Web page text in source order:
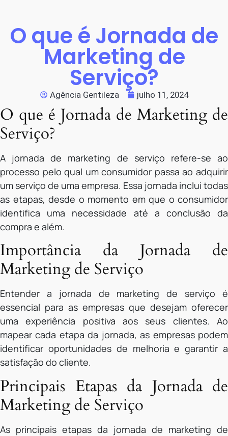
O que é Jornada de
Marketing de
Serviço?
Agência Gentileza julho 11, 2024
O que é Jornada de Marketing de
Serviço?
A jornada de marketing de serviço refere-se ao
processo pelo qual um consumidor passa ao adquirir
um serviço de uma empresa. Essa jornada inclui todas
as etapas, desde o momento em que o consumidor
identifica uma necessidade até a conclusão da
compra e além.
Importância da Jornada de
Marketing de Serviço
Entender a jornada de marketing de serviço é
essencial para as empresas que desejam oferecer
uma experiência positiva aos seus clientes. Ao
mapear cada etapa da jornada, as empresas podem
identificar oportunidades de melhoria e garantir a
satisfação do cliente.
Principais Etapas da Jornada de
Marketing de Serviço
As principais etapas da jornada de marketing de